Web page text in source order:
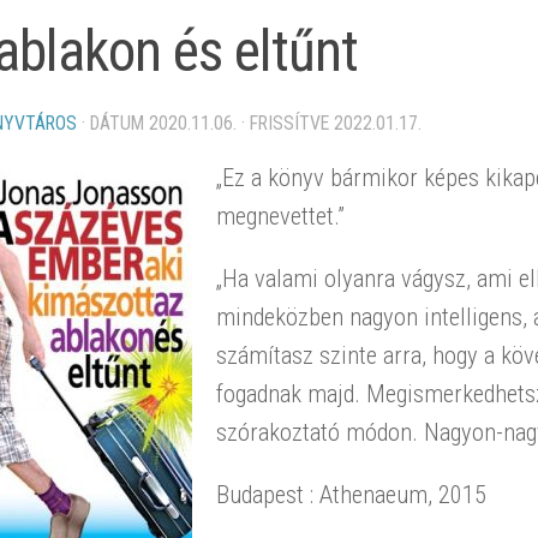
és eltűnt
· DÁTUM 2020.11.06. · FRISSÍTVE 2022.01.17.
„Ez a könyv bármikor képes
megnevettet.”
„Ha valami olyanra vágysz, ami
mindeközben nagyon
számítasz szinte arra, hogy a
fogadnak majd.
szórakoztató módon. Nagyon-
Budapest : Athenaeum, 2015